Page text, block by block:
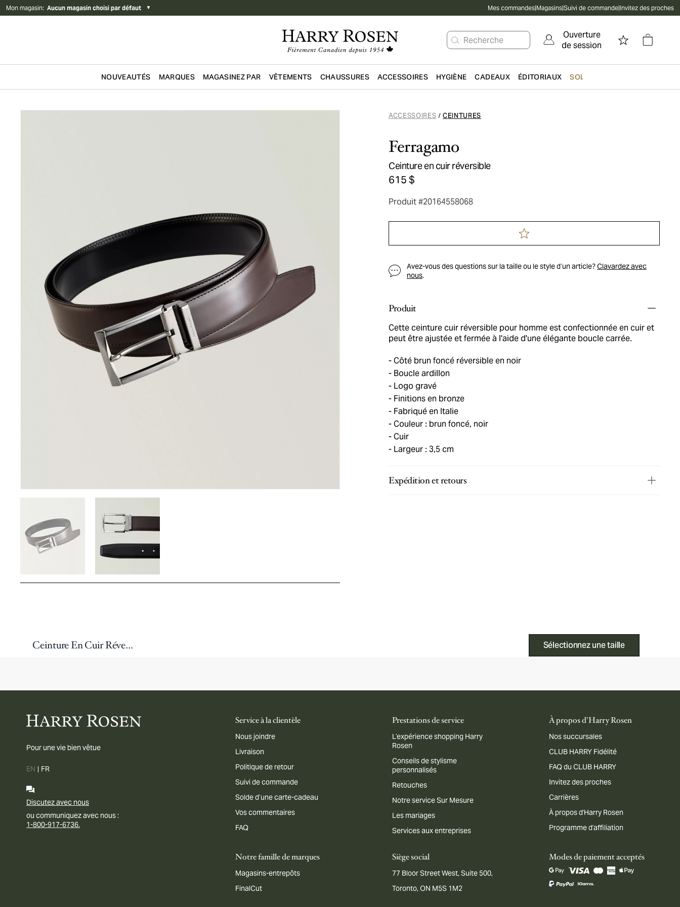
Mon magasin: Aucun magasin choisi par défaut ▼ Mes commandes|Magasins|Suivi de commande|Invitez des proches
Recherche
Ouverture
de session
Passer au contenu principal
NOUVEAUTÉS MARQUES MAGASINEZ PAR VÊTEMENTS CHAUSSURES ACCESSOIRES HYGIÈNE CADEAUX ÉDITORIAUX SOLDES
ACCESSOIRES / CEINTURES
Ferragamo
Ceinture en cuir réversible
615 $
Produit #20164558068
Avez-vous des questions sur la taille ou le style d’un article?Clavardez avec
nous.
Produit
Cette ceinture cuir réversible pour homme est confectionnée en cuir et
peut être ajustée et fermée à l'aide d'une élégante boucle carrée.
Côté brun foncé réversible en noir
Boucle ardillon
Logo gravé
Finitions en bronze
Fabriqué en Italie
Couleur : brun foncé, noir
Cuir
Largeur : 3,5 cm
Expédition et retours
Ceinture En Cuir Réversible Sélectionnez une taille
Pour une vie bien vêtue
EN | FR
Discutez avec nous
ou communiquez avec nous :
1-800-917-6736.
Service à la clientèle
Nous joindre
Livraison
Politique de retour
Suivi de commande
Solde d’une carte-cadeau
Vos commentaires
FAQ
Prestations de service
L’expérience shopping Harry
Rosen
Conseils de stylisme
personnalisés
Retouches
Notre service Sur Mesure
Les mariages
Services aux entreprises
À propos d'Harry Rosen
Nos succursales
CLUB HARRY Fidélité
FAQ du CLUB HARRY
Invitez des proches
Carrières
À propos d'Harry Rosen
Programme d'affiliation
Notre famille de marques
Magasins-entrepôts
FinalCut
Siège social
77 Bloor Street West, Suite 500,
Toronto, ON M5S 1M2
Modes de paiement acceptés